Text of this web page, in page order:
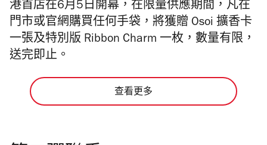
港首店在6月5日開幕，在限量供應期間，凡在
門市或官網購買任何手袋，將獲贈 Osoi 擴香卡
一張及特別版 Ribbon Charm 一枚，數量有限，
送完即止。
查看更多